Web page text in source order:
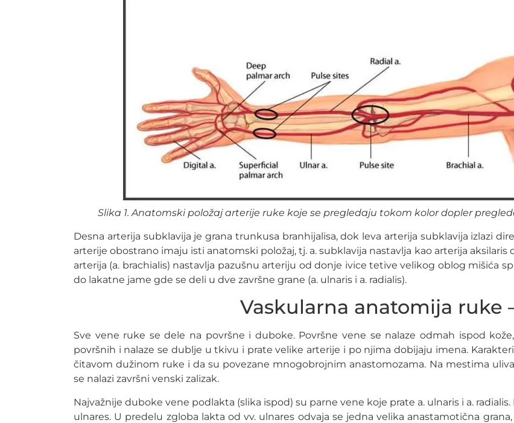
Slika 1. Anatomski položaj arterije ruke koje se pregledaju tokom kolor dopler
Desna arterija subklavija je grana trunkusa branhijalisa, dok leva arterija subklavija izlazi
arterije obostrano imaju isti anatomski položaj, tj. a. subklavija nastavlja kao arterija
arterija (a. brachialis) nastavlja pazušnu arteriju od donje ivice tetive velikog oblog mišića
do lakatne jame gde se deli u dve završne grane (a. ulnaris i a. radialis).
Vaskularna anatomija ruke
Sve vene ruke se dele na površne i duboke. Površne vene se nalaze odmah ispod
površnih i nalaze se dublje u tkivu i prate velike arterije i po njima dobijaju imena.
čitavom dužinom ruke i da su povezane mnogobrojnim anastomozama. Na mestima
se nalazi završni venski zalizak.
Najvažnije duboke vene podlakta (slika ispod) su parne vene koje prate a. ulnaris i a.
ulnares. U predelu zgloba lakta od vv. ulnares odvaja se jedna velika anastamotična